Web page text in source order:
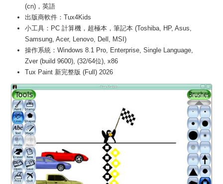
(cn)，英語
出版商軟件：Tux4Kids
小工具：PC 計算機，超極本，筆記本 (Toshiba, HP, Asus,
Samsung, Acer, Lenovo, Dell, MSI)
操作系統：Windows 8.1 Pro, Enterprise, Single Language,
Zver (build 9600), (32/64位), x86
Tux Paint 新完整版 (Full) 2026